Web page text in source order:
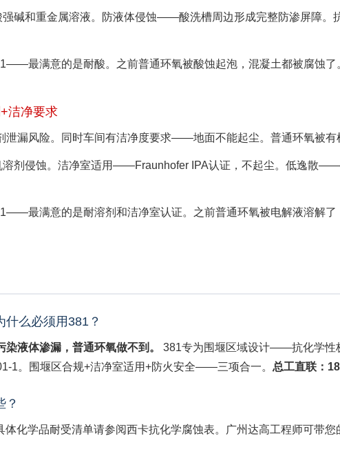
碱和重金属溶液。防液体侵蚀——酸洗槽周边形成完整防渗屏障
最满意的是耐酸。之前普通环氧被酸蚀起泡，混凝土都被腐蚀
洁净要求
泄漏风险。同时车间有洁净度要求——地面不能起尘。普通环氧被
剂侵蚀。洁净室适用——Fraunhofer IPA认证，不起尘。低逸散——
最满意的是耐溶剂和洁净室认证。之前普通环氧被电解液溶解
么必须用381？
液体渗漏，普通环氧做不到。
381专为围堰区域设计——抗化学性
1。围堰区合规+洁净室适用+防火安全——三项合一。 总工直联：
？
体化学品耐受清单请参阅西卡抗化学腐蚀表。广州达高工程师可带